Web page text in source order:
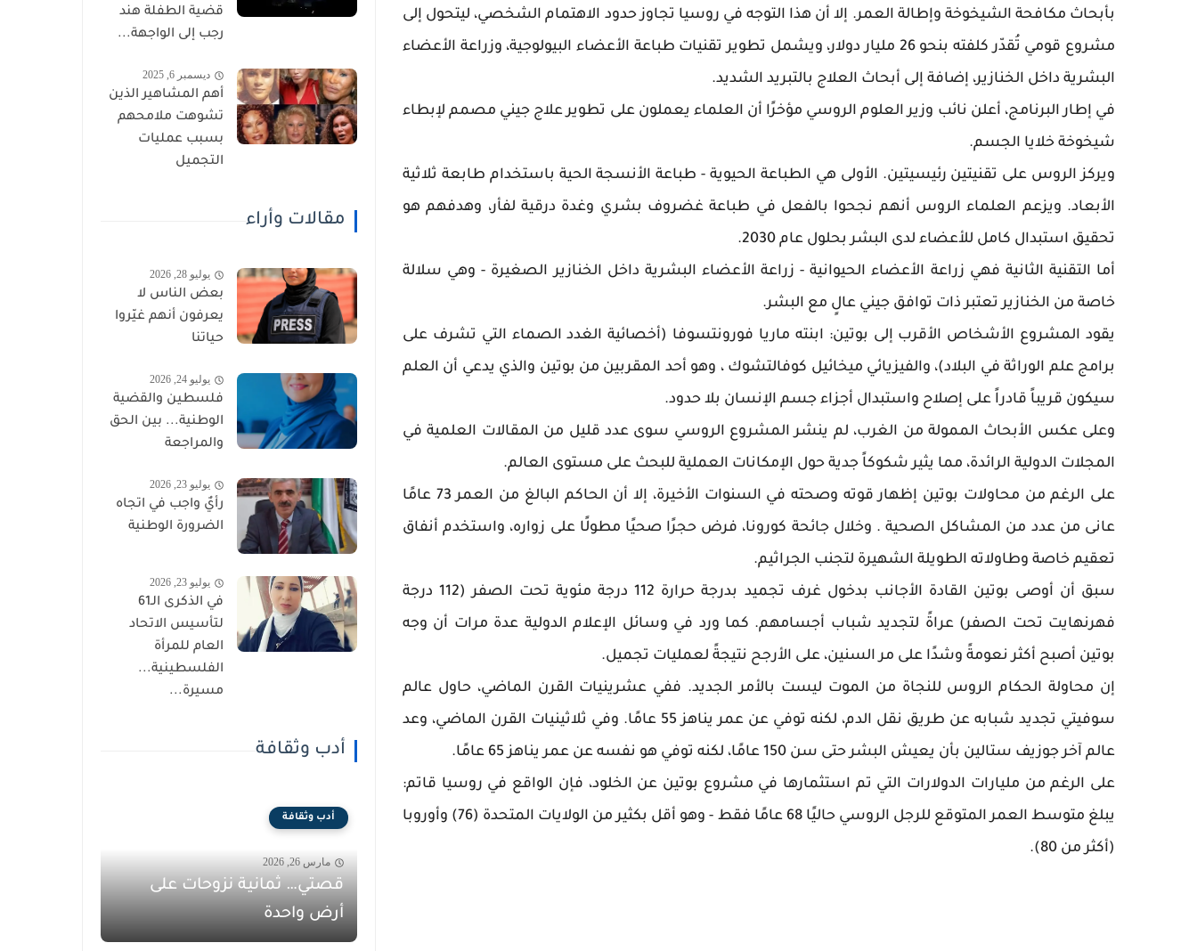
بأبحاث مكافحة الشيخوخة وإطالة العمر. إلا أن هذا التوجه في روسيا تجاوز حدود الاهتمام الشخصي، ليتحول إلى
مشروع قومي تُقدّر كلفته بنحو 26 مليار دولار، ويشمل تطوير تقنيات طباعة الأعضاء البيولوجية، وزراعة الأعضاء
البشرية داخل الخنازير، إضافة إلى أبحاث العلاج بالتبريد الشديد.
في إطار البرنامج، أعلن نائب وزير العلوم الروسي مؤخرًا أن العلماء يعملون على تطوير علاج جيني مصمم لإبطاء
شيخوخة خلايا الجسم.
ويركز الروس على تقنيتين رئيسيتين. الأولى هي الطباعة الحيوية - طباعة الأنسجة الحية باستخدام طابعة ثلاثية
الأبعاد. ويزعم العلماء الروس أنهم نجحوا بالفعل في طباعة غضروف بشري وغدة درقية لفأر، وهدفهم هو
تحقيق استبدال كامل للأعضاء لدى البشر بحلول عام 2030.
أما التقنية الثانية فهي زراعة الأعضاء الحيوانية - زراعة الأعضاء البشرية داخل الخنازير الصغيرة - وهي سلالة
خاصة من الخنازير تعتبر ذات توافق جيني عالٍ مع البشر.
يقود المشروع الأشخاص الأقرب إلى بوتين: ابنته ماريا فورونتسوفا (أخصائية الغدد الصماء التي تشرف على
برامج علم الوراثة في البلاد)، والفيزيائي ميخائيل كوفالتشوك ، وهو أحد المقربين من بوتين والذي يدعي أن العلم
سيكون قريباً قادراً على إصلاح واستبدال أجزاء جسم الإنسان بلا حدود.
وعلى عكس الأبحاث الممولة من الغرب، لم ينشر المشروع الروسي سوى عدد قليل من المقالات العلمية في
المجلات الدولية الرائدة، مما يثير شكوكاً جدية حول الإمكانات العملية للبحث على مستوى العالم.
على الرغم من محاولات بوتين إظهار قوته وصحته في السنوات الأخيرة، إلا أن الحاكم البالغ من العمر 73 عامًا
عانى من عدد من المشاكل الصحية . وخلال جائحة كورونا، فرض حجرًا صحيًا مطولًا على زواره، واستخدم أنفاق
تعقيم خاصة وطاولاته الطويلة الشهيرة لتجنب الجراثيم.
سبق أن أوصى بوتين القادة الأجانب بدخول غرف تجميد بدرجة حرارة 112 درجة مئوية تحت الصفر (112 درجة
فهرنهايت تحت الصفر) عراةً لتجديد شباب أجسامهم. كما ورد في وسائل الإعلام الدولية عدة مرات أن وجه
بوتين أصبح أكثر نعومةً وشدًا على مر السنين، على الأرجح نتيجةً لعمليات تجميل.
إن محاولة الحكام الروس للنجاة من الموت ليست بالأمر الجديد. ففي عشرينيات القرن الماضي، حاول عالم
سوفيتي تجديد شبابه عن طريق نقل الدم، لكنه توفي عن عمر يناهز 55 عامًا. وفي ثلاثينيات القرن الماضي، وعد
عالم آخر جوزيف ستالين بأن يعيش البشر حتى سن 150 عامًا، لكنه توفي هو نفسه عن عمر يناهز 65 عامًا.
على الرغم من مليارات الدولارات التي تم استثمارها في مشروع بوتين عن الخلود، فإن الواقع في روسيا قاتم:
يبلغ متوسط العمر المتوقع للرجل الروسي حاليًا 68 عامًا فقط - وهو أقل بكثير من الولايات المتحدة (76) وأوروبا
(أكثر من 80).
قضية الطفلة هند
رجب إلى الواجهة...
ديسمبر 6, 2025
أهم المشاهير الذين
تشوهت ملامحهم
بسبب عمليات
التجميل
مقالات وأراء
يوليو 28, 2026
بعض الناس لا
يعرفون أنهم غيّروا
حياتنا
يوليو 24, 2026
فلسطين والقضية
الوطنية... بين الحق
والمراجعة
يوليو 23, 2026
رأيٌ واجب في اتجاه
الضرورة الوطنية
يوليو 23, 2026
في الذكرى الـ61
لتأسيس الاتحاد
العام للمرأة
الفلسطينية...
مسيرة...
أدب وثقافة
أدب وثقافة
مارس 26, 2026
قصتي… ثمانية نزوحات على
أرض واحدة